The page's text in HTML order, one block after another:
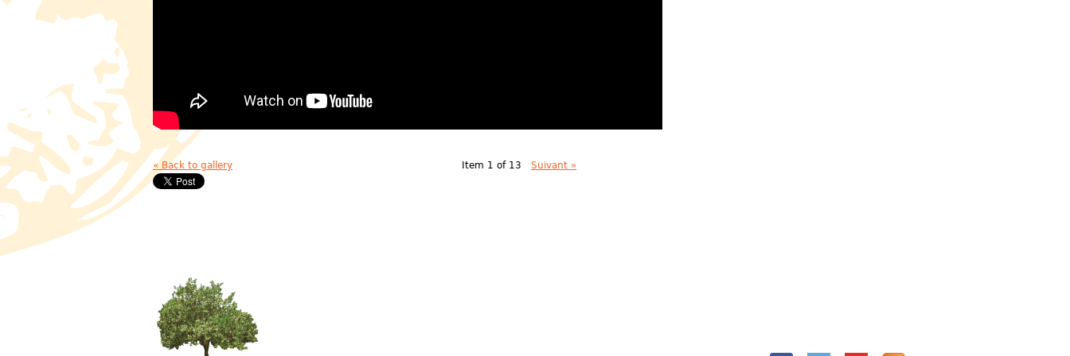
« Back to gallery Item 1 of 13 Suivant »